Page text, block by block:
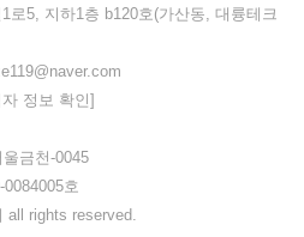
로5, 지하1층 b120호(가산동, 대륭테크
정보 확인]
금천-0045
호
rights reserved.